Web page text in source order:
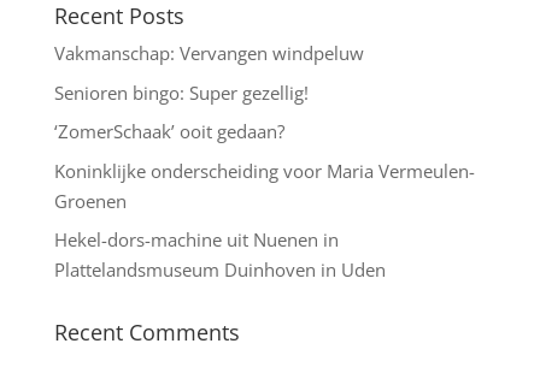
Recent Posts
Vakmanschap: Vervangen windpeluw
Senioren bingo: Super gezellig!
‘ZomerSchaak’ ooit gedaan?
Koninklijke onderscheiding voor Maria Vermeulen-
Groenen
Hekel-dors-machine uit Nuenen in
Plattelandsmuseum Duinhoven in Uden
Recent Comments